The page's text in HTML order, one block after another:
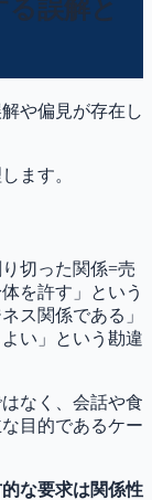
る誤解と
や偏見が存在し
ます。
切った関係=売
を許す」という
ス関係である」
い」という勘違
なく、会話や食
目的であるケー
な要求は関係性